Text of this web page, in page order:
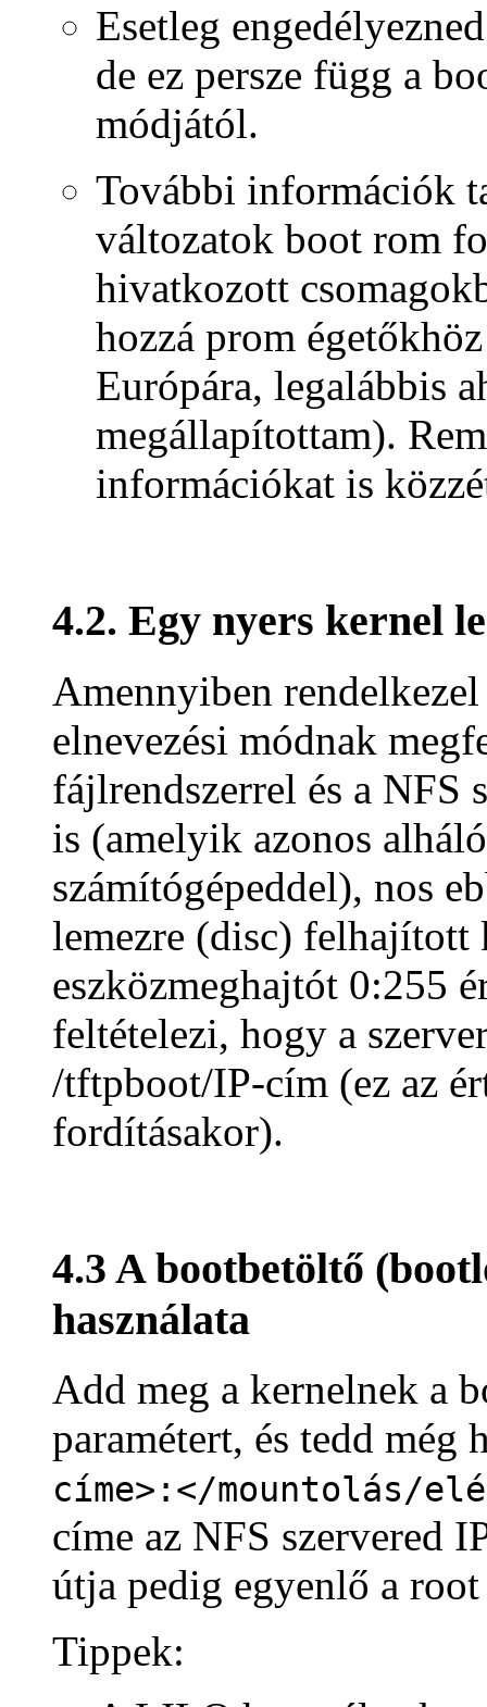
Esetleg
de ez persze függ a
módjától.
További információk
változatok boot rom
hivatkozott
hozzá prom
Európára, legalábbis
megállapítottam).
információkat is
4.2. Egy nyers kernel
Amennyiben
elnevezési módnak
fájlrendszerrel és a NFS
is (amelyik azonos
számítógépeddel), nos
lemezre (disc) felhajított
eszközmeghajtót 0:255
feltételezi, hogy a
/tftpboot/IP-cím (ez az
fordításakor).
4.3 A bootbetöltő
használata
Add meg a kernelnek a
paramétert, és tedd még
címe>:</mountolás/
címe az NFS szervered
útja pedig egyenlő a
Tippek: